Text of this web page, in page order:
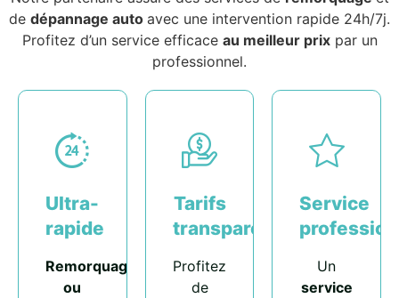
de dépannage auto avec une intervention rapide 24h/7j.
Profitez d’un service efficace au meilleur prixpar un
professionnel.
Ultra-
rapide
Remorquage
ou
Tarifs
transparents
Profitez
de
Service
Un
service